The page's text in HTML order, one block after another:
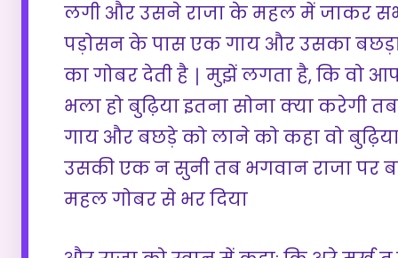
लगी और उसने राजा के महल में जाकर
पड़ोसन के पास एक गाय और उसका बछड़ा
का गोबर देती है ∣ मुझें लगता है, कि वो
भला हो बुढ़िया इतना सोना क्या करेगी
गाय और बछड़े को लाने को कहा वो
उसकी एक न सुनी तब भगवान राजा पर
महल गोबर से भर दिया